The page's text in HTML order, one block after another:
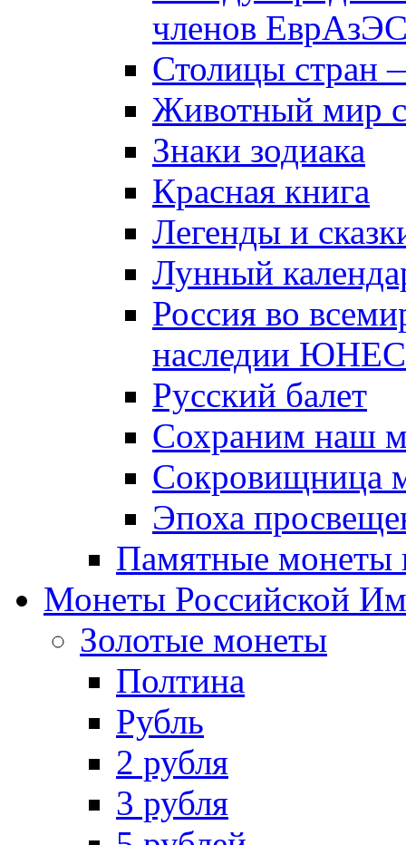
членов
Столицы стран
Животный мир
Знаки зодиака
Красная книга
Легенды и
Лунный
Россия во
наследии
Русский балет
Сохраним наш
Сокровищница
Эпоха
Памятные монеты
Монеты Российской
Золотые монеты
Полтина
Рубль
2 рубля
3 рубля